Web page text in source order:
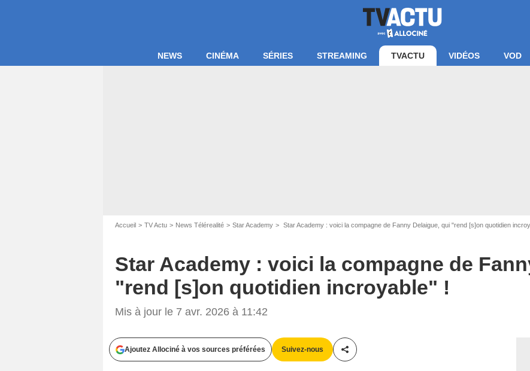
NEWS CINÉMA SÉRIES STREAMING TVACTU VIDÉOS VOD
Accueil TV Actu News Télérealité Star Academy Star Academy : voici la compagne de Fanny Delaigue, qui "rend [s]on quotidien
Star Academy : voici la compagne de
"rend [s]on quotidien incroyable" !
Mis à jour le 7 avr. 2026 à 11:42
Ajoutez Allociné à vos sources préférées Suivez-nous
Partager cet article